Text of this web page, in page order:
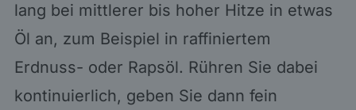
lang bei mittlerer bis hoher Hitze in etwas
Öl an, zum Beispiel in raffiniertem
Erdnuss- oder Rapsöl. Rühren Sie dabei
kontinuierlich, geben Sie dann fein